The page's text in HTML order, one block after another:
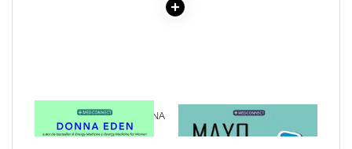
COLOREAZA CU PRIETENII
De colorat
Pot desena minunat
1 x MIC GHID DE MEDICINA
ENERGETICA
1 x MAYO CLINIC. CARTEA
ESENTIALA DESPRE DIABETUL